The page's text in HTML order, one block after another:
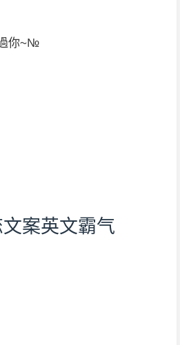
你~№
案英文霸气